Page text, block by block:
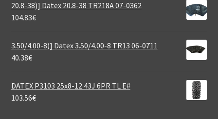
20.8-38)] Datex 20.8-38 TR218A 07-0362
104.83€
3.50/4.00-8)] Datex 3.50/4.00-8 TR13 06-0711
40.38€
DATEX P3103 25x8-12 43J 6PR TL E#
103.56€